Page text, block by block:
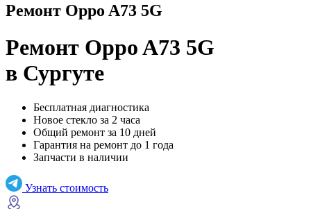
Ремонт Oppo A73 5G
Ремонт Oppo A73 5G
в Сургуте
Бесплатная диагностика
Новое стекло за 2 часа
Общий ремонт за 10 дней
Гарантия на ремонт до 1 года
Запчасти в наличии
Узнать стоимость